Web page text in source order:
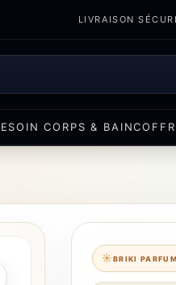
LIVRAISON
SOIN CORPS & BAIN
BRIKI